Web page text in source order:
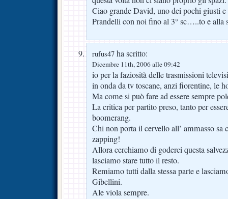
Ciao grande David, uno dei pochi giusti
Prandelli con noi fino al 3° sc…..to e
rufus47 ha scritto:
Dicembre 11th, 2006 alle 09:42
io per la faziosità delle trasmissioni
in onda da tv toscane, anzi fiorentine, le
Ma come si può fare ad essere sempre
La critica per partito preso, tanto per
boomerang.
Chi non porta il cervello all’ ammasso sa
zapping!
Allora cerchiamo di goderci questa
lasciamo stare tutto il resto.
Remiamo tutti dalla stessa parte e
Gibellini.
Ale viola sempre.